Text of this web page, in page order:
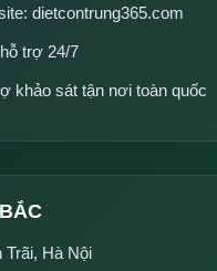
dietcontrung365.com
trợ 24/7
khảo sát tận nơi toàn quốc
Trãi, Hà Nội